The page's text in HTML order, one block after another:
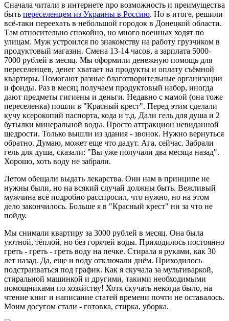
Сначала читали в интернете про возможность и преимущества
быть переселенцем из Украины в Россию. Но в итоге, решили
всё-таки переехать в небольшой городок в Донецкой области.
Там относительно спокойно, но много военных ходят по
улицам. Муж устроился по знакомству на работу грузчиком в
продуктовый магазин. Смена 13-14 часов, а зарплата 5000-
7000 рублей в месяц. Мы оформили денежную помощь для
переселенцев, денег хватает на продукты и оплату съёмной
квартиры. Помогают разные благотворительные организации
и фонды. Раз в месяц получаем продуктовый набор, иногда
дают предметы гигиены и деньги. Недавно с мамой (она тоже
переселенка) пошли в "Красный крест". Перед этим сделали
кучу ксерокопий паспорта, кода и т.д. Дали гель для душа и 2
бутылки минеральной воды. Просто аттракцион невиданной
щедрости. Только вышли из здания - звонок. Нужно вернуться
обратно. Думаю, может еще что дадут. Ага, сейчас. Забрали
гель для душа, сказали: "Вы уже получали два месяца назад".
Хорошо, хоть воду не забрали.
Летом обещали выдать лекарства. Они нам в принципе не
нужны были, но на всякий случай должны быть. Вежливый
мужчина всё подробно расспросил, что нужно, но на этом
дело закончилось. Больше я в "Красный крест" ни за что не
пойду.
Мы снимали квартиру за 3000 рублей в месяц. Она была
уютной, тёплой, но без горячей воды. Приходилось постоянно
греть - греть - греть воду на печке. Стирала я руками, как 30
лет назад. Да, еще и воду отключали днём. Приходилось
подстраиваться под график. Как я скучала за мультиваркой,
стиральной машинкой и другими, такими необходимыми
помощниками по хозяйству! Хотя скучать некогда было, на
чтение книг и написание статей времени почти не оставалось.
Моим досугом стали - готовка, стирка, уборка.